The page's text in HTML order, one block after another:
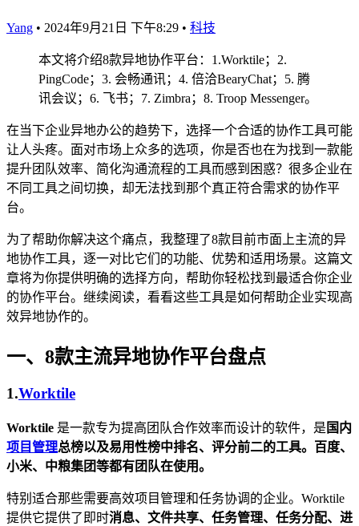
Yang • 2024年9月21日 下午8:29 • 科技
本文将介绍8款异地协作平台：1.Worktile；2.
PingCode；3. 会畅通讯；4. 倍洽BearyChat；5. 腾
讯会议；6. 飞书；7. Zimbra；8. Troop Messenger。
在当下企业异地办公的趋势下，选择一个合适的协作工具可能
让人头疼。面对市场上众多的选项，你是否也在为找到一款能
提升团队效率、简化沟通流程的工具而感到困惑？很多企业在
不同工具之间切换，却无法找到那个真正符合需求的协作平
台。
为了帮助你解决这个痛点，我整理了8款目前市面上主流的异
地协作工具，逐一对比它们的功能、优势和适用场景。这篇文
章将为你提供明确的选择方向，帮助你轻松找到最适合你企业
的协作平台。继续阅读，看看这些工具是如何帮助企业实现高
效异地协作的。
一、8款主流异地协作平台盘点
1.Worktile
Worktile 是一款专为提高团队合作效率而设计的软件，是 国内
项目管理总榜以及易用性榜中排名、评分前二的工具。百度、
小米、中粮集团等都有团队在使用。
特别适合那些需要高效项目管理和任务协调的企业。Worktile
提供它提供了即时消息、文件共享、任务管理、任务分配、进